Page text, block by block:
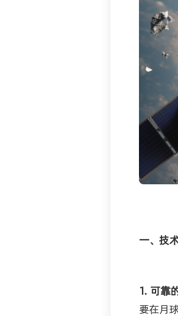
一、技
1. 可靠
要在月